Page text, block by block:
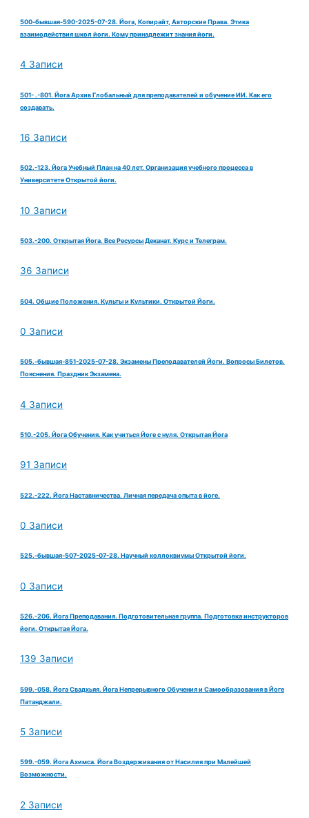
500-бывшая-590-2025-07-28. Йога, Копирайт, Авторские Права. Этика
взаимодействия школ йоги. Кому принадлежит знания йоги.
4 Записи
501- .-801. Йога Архив Глобальный для преподавателей и обучение ИИ. Как его
создавать.
16 Записи
502.-123. Йога Учебный План на 40 лет. Организация учебного процесса в
Университете Открытой йоги.
10 Записи
503.-200. Открытая Йога. Все Ресурсы Деканат. Курс и Телеграм.
36 Записи
504. Общие Положения. Культы и Культики. Открытой Йоги.
0 Записи
505.-бывшая-851-2025-07-28. Экзамены Преподавателей Йоги. Вопросы Билетов.
Пояснения. Праздник Экзамена.
4 Записи
510.-205. Йога Обучения. Как учиться Йоге с нуля. Открытая Йога
91 Записи
522.-222. Йога Наставничества. Личная передача опыта в йоге.
0 Записи
525.-бывшая-507-2025-07-28. Научный коллоквиумы Открытой йоги.
0 Записи
526.-206. Йога Преподавания. Подготовительная группа. Подготовка инструкторов
йоги. Открытая Йога.
139 Записи
599.-058. Йога Свадхьяя. Йога Непрерывного Обучения и Самообразования в Йоге
Патанджали.
5 Записи
599.-059. Йога Ахимса. Йога Воздерживания от Насилия при Малейшей
Возможности.
2 Записи